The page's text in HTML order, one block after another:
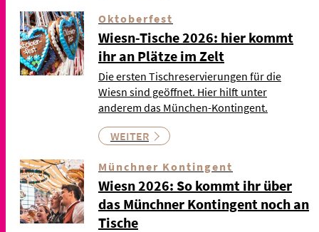
Oktoberfest
Wiesn-Tische 2026: hier kommt
ihr an Plätze im Zelt
Die ersten Tischreservierungen für die
Wiesn sind geöffnet. Hier hilft unter
anderem das München-Kontingent.
WEITER
Münchner Kontingent
Wiesn 2026: So kommt ihr über
das Münchner Kontingent noch an
Tische